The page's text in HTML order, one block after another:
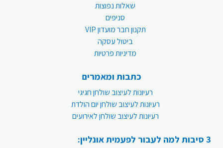
שאלות נפוצות
סניפים
תקנון חבר מועדון VIP
ביטול עסקה
מדיניות פרטיות
כתבות ומאמרים
רעיונות לעיצוב שולחן חגיגי
רעיונות לעיצוב שולחן יום הולדת
רעיונות לעיצוב שולחן לאירועים
3 סיבות למה לעבור לפעמית אונליין: